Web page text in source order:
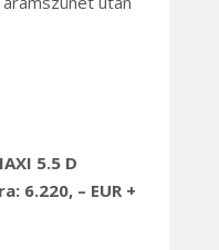
5.5 D
6.220, – EUR +